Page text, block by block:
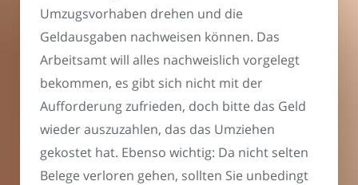
Umzugsvorhaben drehen und die
Geldausgaben nachweisen können. Das
Arbeitsamt will alles nachweislich vorgelegt
bekommen, es gibt sich nicht mit der
Aufforderung zufrieden, doch bitte das Geld
wieder auszuzahlen, das das Umziehen
gekostet hat. Ebenso wichtig: Da nicht selten
Belege verloren gehen, sollten Sie unbedingt